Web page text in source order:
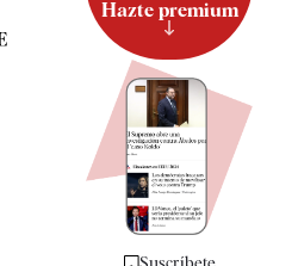
Hazte premium
Suscríbete